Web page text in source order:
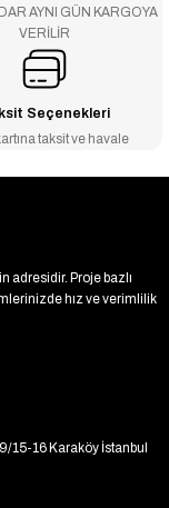
AYNI GÜN KARGOYA
VERİLİR
Seçenekleri
taksit ve havale
adresidir. Proje bazlı
hız ve verimlilik
15-16 Karaköy İstanbul